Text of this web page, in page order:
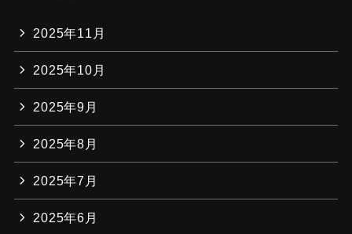
2025年11月
2025年10月
2025年9月
2025年8月
2025年7月
2025年6月